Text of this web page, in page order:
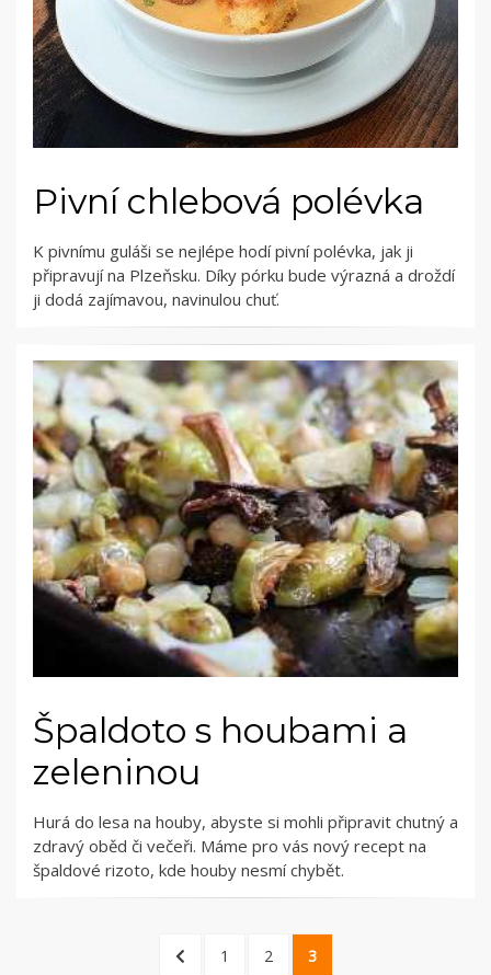
Pivní chlebová polévka
K pivnímu guláši se nejlépe hodí pivní polévka, jak ji
připravují na Plzeňsku. Díky pórku bude výrazná a droždí
ji dodá zajímavou, navinulou chuť.
Špaldoto s houbami a
zeleninou
Hurá do lesa na houby, abyste si mohli připravit chutný a
zdravý oběd či večeři. Máme pro vás nový recept na
špaldové rizoto, kde houby nesmí chybět.
StránkováníPREVIOUS
PAGE
1 PAGE
2 PAGE
3